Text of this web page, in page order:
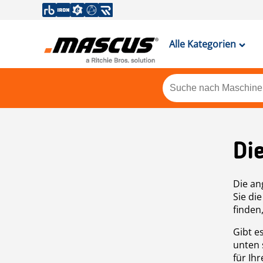
Alle Kategorien
Die
Sie
Gibt
unten
für